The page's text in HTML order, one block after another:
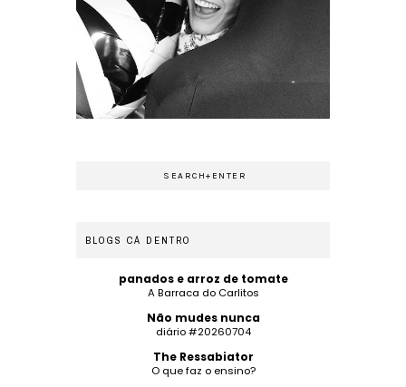
BLOGS CÁ DENTRO
panados e arroz de tomate
A Barraca do Carlitos
Não mudes nunca
diário #20260704
The Ressabiator
O que faz o ensino?